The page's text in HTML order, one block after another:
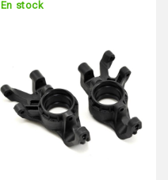
En stock